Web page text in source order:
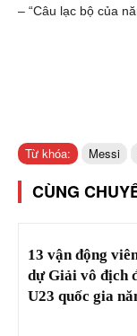
– “Câu lạc bộ của
Từ khóa: Messi
CÙNG
13 vận động
dự Giải vô địch
U23 quốc gia